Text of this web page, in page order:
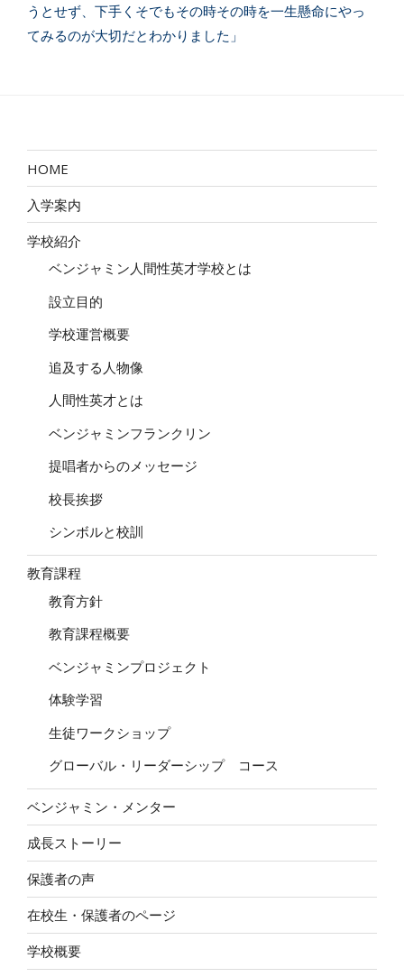
うとせず、下手くそでもその時その時を一生懸命にやっ
てみるのが大切だとわかりました」
HOME
入学案内
学校紹介
ベンジャミン人間性英才学校とは
設立目的
学校運営概要
追及する人物像
人間性英才とは
ベンジャミンフランクリン
提唱者からのメッセージ
校長挨拶
シンボルと校訓
教育課程
教育方針
教育課程概要
ベンジャミンプロジェクト
体験学習
生徒ワークショップ
グローバル・リーダーシップ コース
ベンジャミン・メンター
成長ストーリー
保護者の声
在校生・保護者のページ
学校概要